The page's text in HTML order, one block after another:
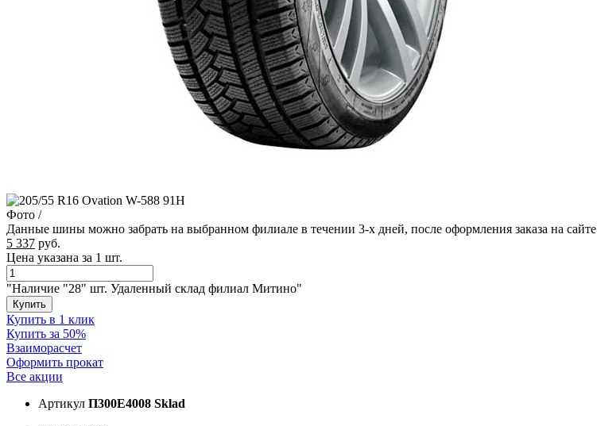
Фото /
Данные шины можно забрать на выбранном филиале в течении 3-х дней, после оформления заказа на сайте
5 337 руб.
Цена указана за 1 шт.
"Наличие "28" шт. Удаленный склад филиал Митино"
Купить
Купить в 1 клик
Купить за 50%
Взаиморасчет
Оформить прокат
Все акции
Артикул П300E4008 Sklad